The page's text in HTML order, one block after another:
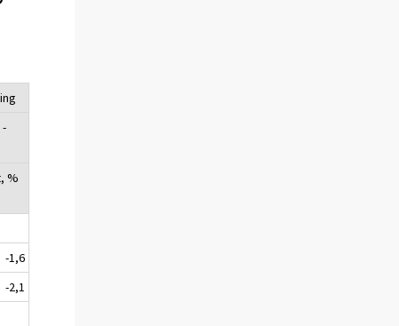
-
%
-1,6
-2,1